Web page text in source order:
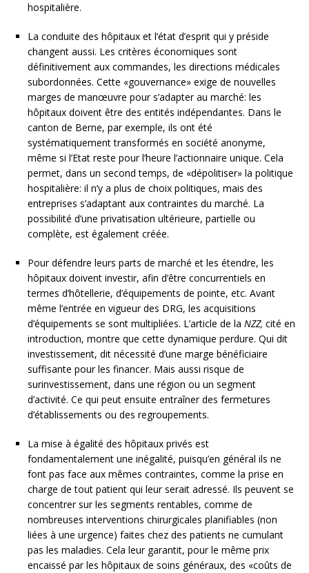
hospitalière.
La conduite des hôpitaux et l’état d’esprit qui y préside
changent aussi. Les critères économiques sont
définitivement aux commandes, les directions médicales
subordonnées. Cette «gouvernance» exige de nouvelles
marges de manœuvre pour s’adapter au marché: les
hôpitaux doivent être des entités indépendantes. Dans le
canton de Berne, par exemple, ils ont été
systématiquement transformés en société anonyme,
même si l’Etat reste pour l’heure l’actionnaire unique. Cela
permet, dans un second temps, de «dépolitiser» la politique
hospitalière: il n’y a plus de choix politiques, mais des
entreprises s’adaptant aux contraintes du marché. La
possibilité d’une privatisation ultérieure, partielle ou
complète, est également créée.
Pour défendre leurs parts de marché et les étendre, les
hôpitaux doivent investir, afin d’être concurrentiels en
termes d’hôtellerie, d’équipements de pointe, etc. Avant
même l’entrée en vigueur des DRG, les acquisitions
d’équipements se sont multipliées. L’article de la NZZ, cité en
introduction, montre que cette dynamique perdure. Qui dit
investissement, dit nécessité d’une marge bénéficiaire
suffisante pour les financer. Mais aussi risque de
surinvestissement, dans une région ou un segment
d’activité. Ce qui peut ensuite entraîner des fermetures
d’établissements ou des regroupements.
La mise à égalité des hôpitaux privés est
fondamentalement une inégalité, puisqu’en général ils ne
font pas face aux mêmes contraintes, comme la prise en
charge de tout patient qui leur serait adressé. Ils peuvent se
concentrer sur les segments rentables, comme de
nombreuses interventions chirurgicales planifiables (non
liées à une urgence) faites chez des patients ne cumulant
pas les maladies. Cela leur garantit, pour le même prix
encaissé par les hôpitaux de soins généraux, des «coûts de